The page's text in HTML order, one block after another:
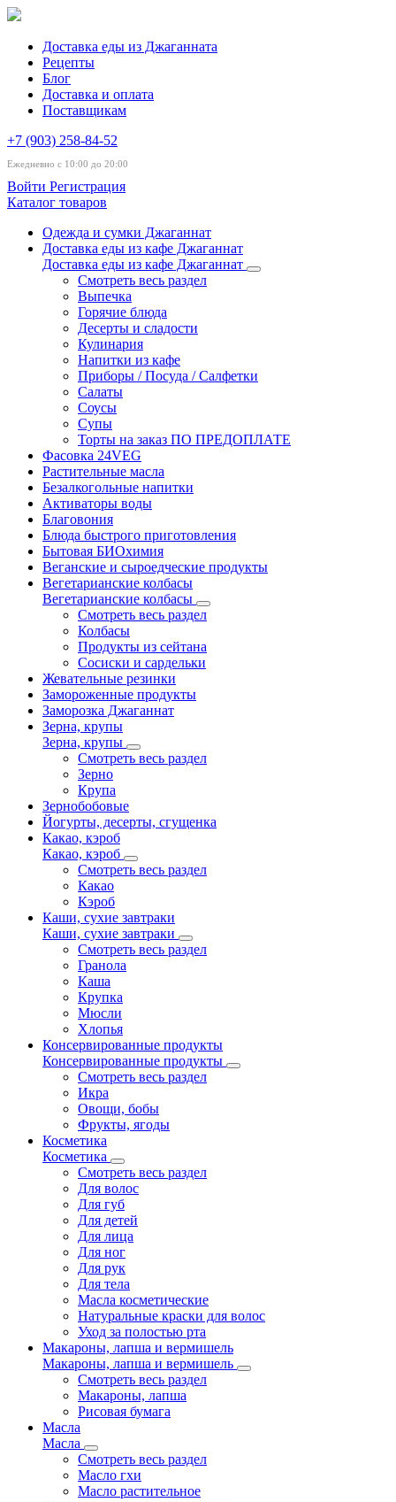
Доставка еды из Джаганната
Рецепты
Блог
Доставка и оплата
Поставщикам
+7 (903) 258-84-52
Ежедневно с 10:00 до 20:00
Войти Регистрация
Каталог товаров
Одежда и сумки Джаганнат
Доставка еды из кафе Джаганнат
Доставка еды из кафе Джаганнат
Смотреть весь раздел
Выпечка
Горячие блюда
Десерты и сладости
Кулинария
Напитки из кафе
Приборы / Посуда / Салфетки
Салаты
Соусы
Супы
Торты на заказ ПО ПРЕДОПЛАТЕ
Фасовка 24VEG
Растительные масла
Безалкогольные напитки
Активаторы воды
Благовония
Блюда быстрого приготовления
Бытовая БИОхимия
Веганские и сыроедческие продукты
Вегетарианские колбасы
Вегетарианские колбасы
Смотреть весь раздел
Колбасы
Продукты из сейтана
Сосиски и сардельки
Жевательные резинки
Замороженные продукты
Заморозка Джаганнат
Зерна, крупы
Зерна, крупы
Смотреть весь раздел
Зерно
Крупа
Зернобобовые
Йогурты, десерты, сгущенка
Какао, кэроб
Какао, кэроб
Смотреть весь раздел
Какао
Кэроб
Каши, сухие завтраки
Каши, сухие завтраки
Смотреть весь раздел
Гранола
Каша
Крупка
Мюсли
Хлопья
Консервированные продукты
Консервированные продукты
Смотреть весь раздел
Икра
Овощи, бобы
Фрукты, ягоды
Косметика
Косметика
Смотреть весь раздел
Для волос
Для губ
Для детей
Для лица
Для ног
Для рук
Для тела
Масла косметические
Натуральные краски для волос
Уход за полостью рта
Макароны, лапша и вермишель
Макароны, лапша и вермишель
Смотреть весь раздел
Макароны, лапша
Рисовая бумага
Масла
Масла
Смотреть весь раздел
Масло гхи
Масло растительное